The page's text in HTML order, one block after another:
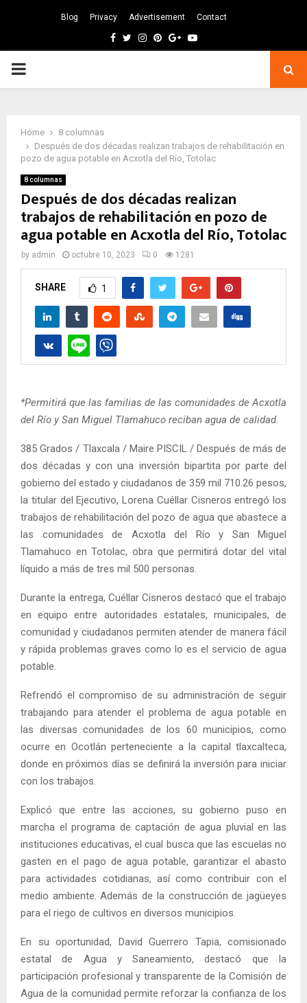
Blog Privacy Advertisement Contact
Facebook
TwitterInstagram
Pinterest
GoogleYoutube
PRIMARY
Home
8 columnas
Después de dos décadas realizan trabajos de rehabilitación en
pozo de agua potable en Acxotla del Río, Totolac
8 columnas
Después de dos décadas realizan
trabajos de rehabilitación en pozo de
agua potable en Acxotla del Río, Totolac
by admin octubre 10, 2023 0 1281
SHARE 1
*Permitirá que las familias de las comunidades de Acxotla
del Río y San Miguel Tlamahuco reciban agua de calidad.
385 Grados / Tlaxcala / Maire PISCIL / Después de más de
dos décadas y con una inversión bipartita por parte del
gobierno del estado y ciudadanos de 359 mil 710.26 pesos,
la titular del Ejecutivo, Lorena Cuéllar Cisneros entregó los
trabajos de rehabilitación del pozo de agua que abastece a
las comunidades de Acxotla del Río y San Miguel
Tlamahuco en Totolac, obra que permitirá dotar del vital
líquido a más de tres mil 500 personas.
Durante la entrega, Cuéllar Cisneros destacó que el trabajo
en equipo entre autoridades estatales, municipales, de
comunidad y ciudadanos permiten atender de manera fácil
y rápida problemas graves como lo es el servicio de agua
potable.
Refrendó el compromiso de su administración de seguir
trabajando para atender el problema de agua potable en
las diversas comunidades de los 60 municipios, como
ocurre en Ocotlán perteneciente a la capital tlaxcalteca,
donde en próximos días se definirá la inversión para iniciar
con los trabajos.
Explicó que entre las acciones, su gobierno puso en
marcha el programa de captación de agua pluvial en las
instituciones educativas, el cual busca que las escuelas no
gasten en el pago de agua potable, garantizar el abasto
para actividades cotidianas, así como contribuir con el
medio ambiente. Además de la construcción de jagüeyes
para el riego de cultivos en diversos municipios.
En su oportunidad, David Guerrero Tapia, comisionado
estatal de Agua y Saneamiento, destacó que la
participación profesional y transparente de la Comisión de
Agua de la comunidad permite reforzar la confianza de los